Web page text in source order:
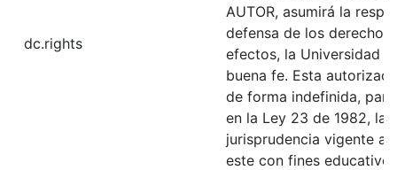
dc.rights
AUTOR, asumirá la
defensa de los
efectos, la Universidad
buena fe. Esta
de forma indefinida,
en la Ley 23 de 1982, la
jurisprudencia vigente
este con fines